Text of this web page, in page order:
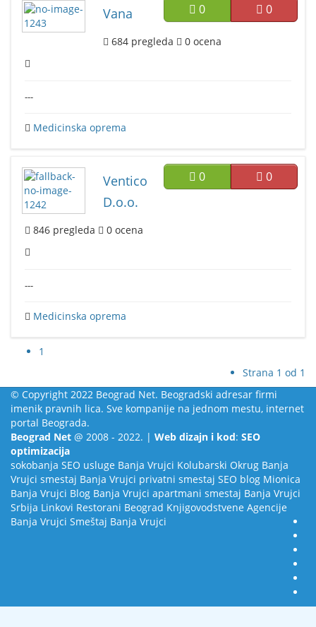
0 0
Vana
684 pregleda 0 ocena
---
Medicinska oprema
0 0
Ventico
D.o.o.
846 pregleda 0 ocena
---
Medicinska oprema
1
Strana 1 od 1
© Copyright 2022 Beograd Net. Beogradski adresar firmi
imenik pravnih lica. Sve kompanije na jednom mestu, internet
portal Beograda.
Beograd Net @ 2008 - 2022. | Web dizajn i kod: SEO
optimizacija
sokobanja SEO usluge Banja Vrujci Kolubarski Okrug Banja
Vrujci smestaj Banja Vrujci privatni smestaj SEO blog Mionica
Banja Vrujci Blog Banja Vrujci apartmani smestaj Banja Vrujci
Srbija Linkovi Restorani Beograd Knjigovodstvene Agencije
Banja Vrujci Smeštaj Banja Vrujci